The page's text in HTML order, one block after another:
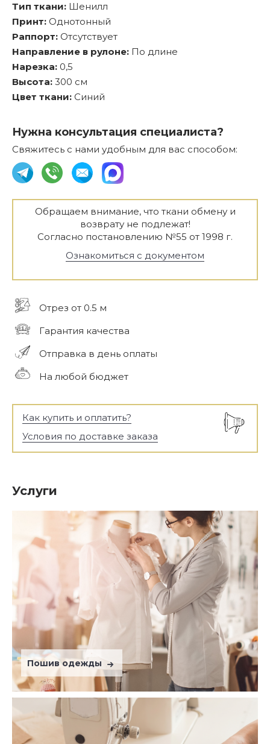
Тип ткани: Шенилл
Принт: Однотонный
Раппорт: Отсутствует
Направление в рулоне: По длине
Нарезка: 0,5
Высота: 300 см
Цвет ткани: Синий
Нужна консультация специалиста?
Свяжитесь с нами удобным для вас способом:
Обращаем внимание, что ткани обмену и
возврату не подлежат!
Согласно постановлению №55 от 1998 г.
Ознакомиться с документом
Отрез от 0.5 м
Гарантия качества
Отправка в день оплаты
На любой бюджет
Как купить и оплатить?
Условия по доставке заказа
Услуги
Пошив одежды